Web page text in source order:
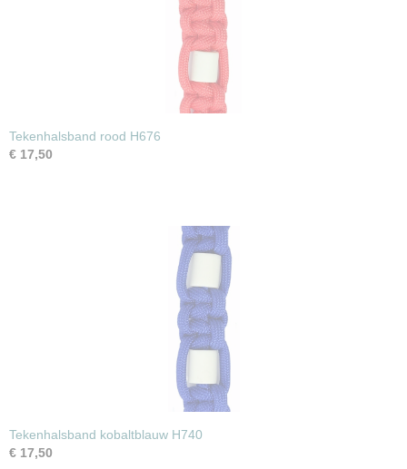
Tekenhalsband rood H676
€ 17,50
Tekenhalsband kobaltblauw H740
€ 17,50